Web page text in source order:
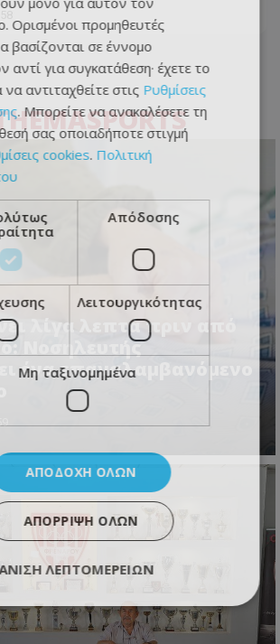
λίγα λεπτά πριν από
Νοσηλευτής
ένα επαναλαμβανόμενο
Ορισμένοι προμηθευτές
βασίζονται σε έννομο
αντί για συγκατάθεση· έχετε το
να αντιταχθείτε στις Ρυθμίσεις
. Μπορείτε να ανακαλέσετε τη
σας οποιαδήποτε στιγμή
cookies. Πολιτική
Απόδοσης
Λειτουργικότητας
Μη ταξινομημένα
ΑΠΟΔΟΧΉ ΌΛΩΝ
ΑΠΌΡΡΙΨΗ ΌΛΩΝ
ΛΕΠΤΟΜΕΡΕΙΏΝ